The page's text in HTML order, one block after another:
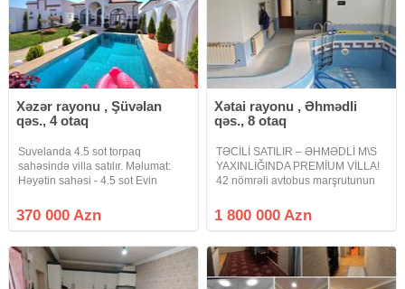
Xəzər rayonu , Şüvəlan
qəs., 4 otaq
Suvelanda 4.5 sot torpaq
sahəsində villa satılır. Məlumat:
Həyətin sahəsi - 4.5 sot Evin
Geniş zal Mətbəx Qarderob
Sanitar qovşaq - 2+1 Həyətində
370 000 Azn
Xətai rayonu , Əhmədli
qəs., 8 otaq
TƏCİLİ SATILIR – ƏHMƏDLİ M\S
YAXINLIĞINDA PREMİUM VİLLA!
42 nömrəli avtobus marşrutunun
sahəsində inşa olunmuş 3
mərtəbəli möhtəşəm villa
Sənəd: Kupça
1 800 000 Azn